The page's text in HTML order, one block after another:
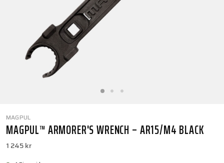
MAGPUL
MAGPUL™ ARMORER'S WRENCH – AR15/M4 BLACK
1 245 kr